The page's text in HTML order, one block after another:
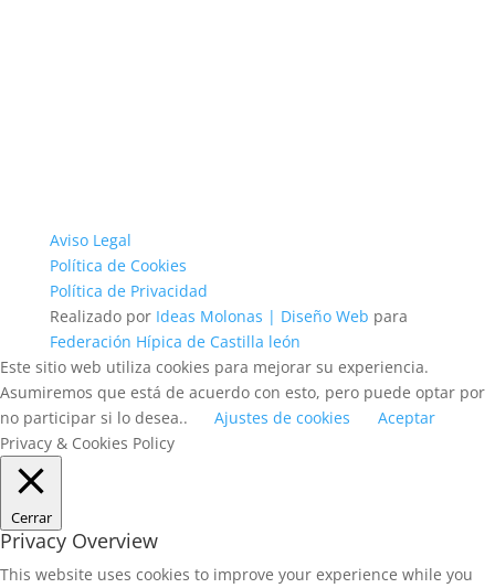
Aviso Legal
Política de Cookies
Política de Privacidad
Realizado por Ideas Molonas | Diseño Web para
Federación Hípica de Castilla león
Este sitio web utiliza cookies para mejorar su experiencia.
Asumiremos que está de acuerdo con esto, pero puede optar por
no participar si lo desea..
Ajustes de cookies
Aceptar
Privacy & Cookies Policy
Cerrar
Privacy Overview
This website uses cookies to improve your experience while you